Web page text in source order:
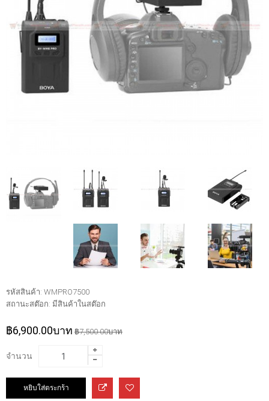
รหัสสินค้า: WMPRO7500
สถานะสต๊อก: มีสินค้าในสต๊อก
฿6,900.00บาท ฿7,500.00บาท
จำนวน